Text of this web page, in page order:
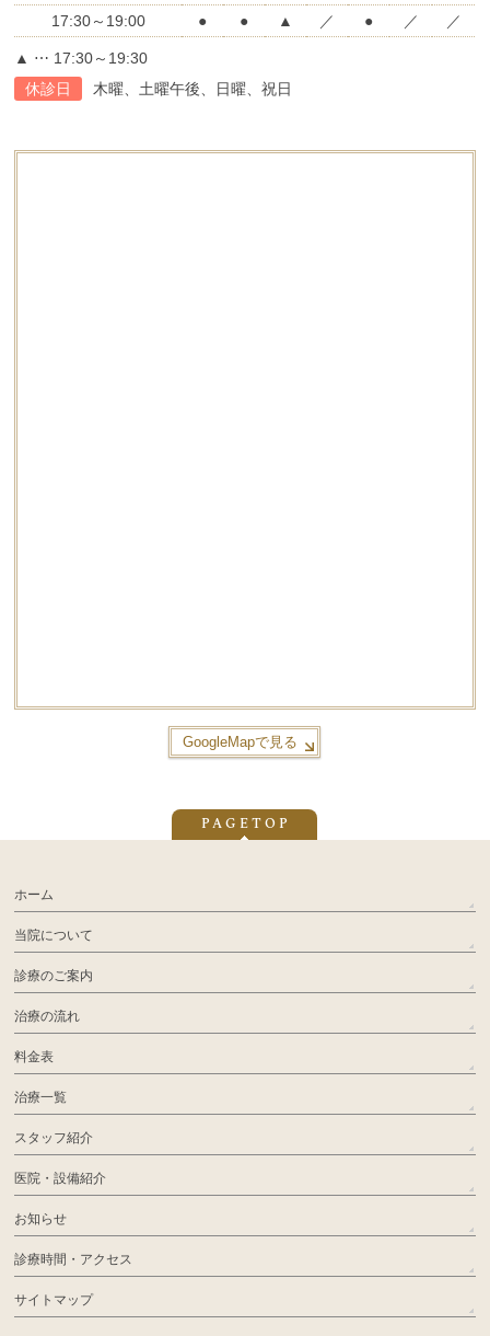
17:30～19:00
● ● ▲ ／ ● ／ ／
▲ ⋯ 17:30～19:30
休診日
木曜、土曜午後、日曜、祝日
GoogleMapで見る
PAGETOP
ホーム
当院について
診療のご案内
治療の流れ
料金表
治療一覧
スタッフ紹介
医院・設備紹介
お知らせ
診療時間・アクセス
サイトマップ